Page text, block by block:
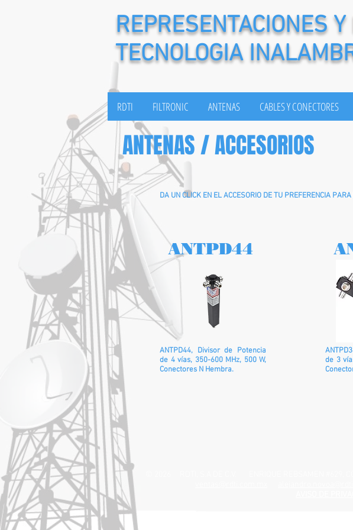
REPRESENTACIONES
TECNOLOGIA
RDTI FILTRONIC ANTENAS CABLES Y CONECTORES
ANTENAS / ACCESORIOS
DA UN CLICK EN EL ACCESORIO DE TU PREFERENCIA
ANTPD44
ANTPD44, Divisor de Potencia
de 4 vías, 350-600 MHz, 500 W,
Conectores N Hembra.
de 3
© 2026 RDTI, S.A DE C.V. ENRIQUE REBSAMEN #629, COL.